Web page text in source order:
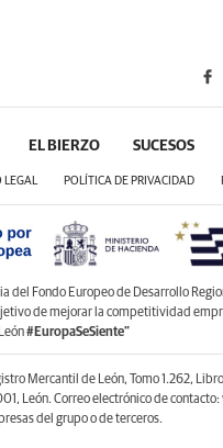
EL BIERZO SUCESOS
POLÍTICA DE PRIVACIDAD
del Fondo Europeo de Desarrollo
de mejorar la competitividad
#EuropaSeSiente”
Mercantil de León, Tomo 1.262,
León. Correo electrónico de
del grupo o de terceros.